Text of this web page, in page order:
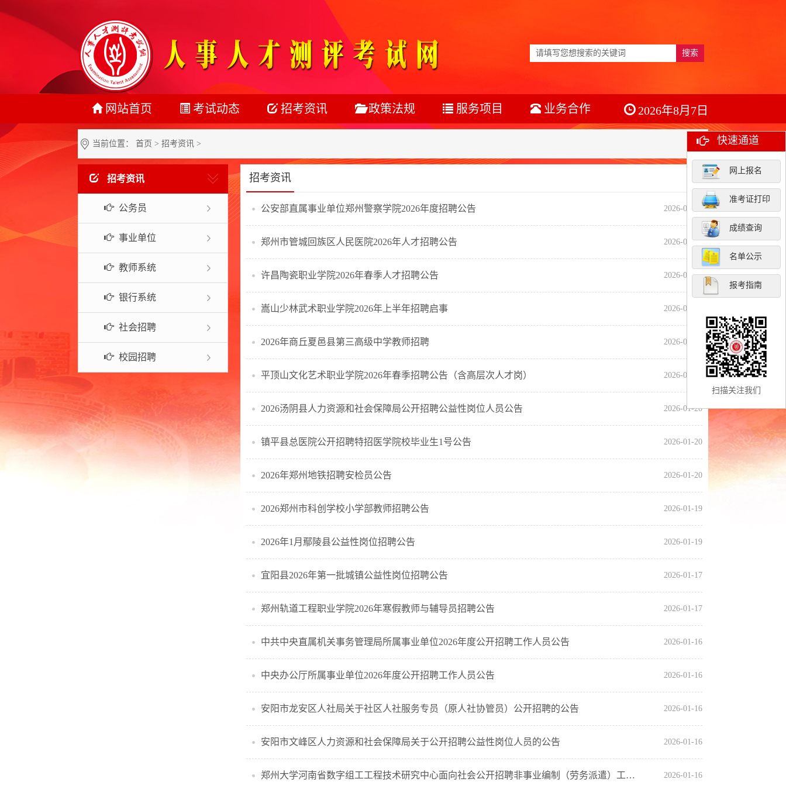
搜索
网站首页 考试动态
最新动态
正在报名
准考证打印
成绩查询
名单公示
常见问题
招考资讯
事业单位
教师系统
银行系统
社会招聘
校园招聘
政策法规
事业单位
人力资源
服务项目
考务组织
在线笔试
在线面试
业务合作 2026年8月7日
快速通道
网上报名
准考证打印
成绩查询
名单公示
报考指南
扫描关注我们
当前位置： 首页 > 招考资讯 >
招考资讯
公务员
事业单位
教师系统
银行系统
社会招聘
校园招聘
招考资讯
2026-01-22
公安部直属事业单位郑州警察学院2026年度招聘公告
2026-01-21
郑州市管城回族区人民医院2026年人才招聘公告
2026-01-21
许昌陶瓷职业学院2026年春季人才招聘公告
2026-01-21
嵩山少林武术职业学院2026年上半年招聘启事
2026-01-21
2026年商丘夏邑县第三高级中学教师招聘
2026-01-21
平顶山文化艺术职业学院2026年春季招聘公告（含高层次人才岗）
2026-01-20
2026汤阴县人力资源和社会保障局公开招聘公益性岗位人员公告
2026-01-20
镇平县总医院公开招聘特招医学院校毕业生1号公告
2026-01-20
2026年郑州地铁招聘安检员公告
2026-01-19
2026郑州市科创学校小学部教师招聘公告
2026-01-19
2026年1月鄢陵县公益性岗位招聘公告
2026-01-17
宜阳县2026年第一批城镇公益性岗位招聘公告
2026-01-17
郑州轨道工程职业学院2026年寒假教师与辅导员招聘公告
2026-01-16
中共中央直属机关事务管理局所属事业单位2026年度公开招聘工作人员公告
2026-01-16
中央办公厅所属事业单位2026年度公开招聘工作人员公告
2026-01-16
安阳市龙安区人社局关于社区人社服务专员（原人社协管员）公开招聘的公告
2026-01-16
安阳市文峰区人力资源和社会保障局关于公开招聘公益性岗位人员的公告
2026-01-16
郑州大学河南省数字组工工程技术研究中心面向社会公开招聘非事业编制（劳务派遣）工作人员